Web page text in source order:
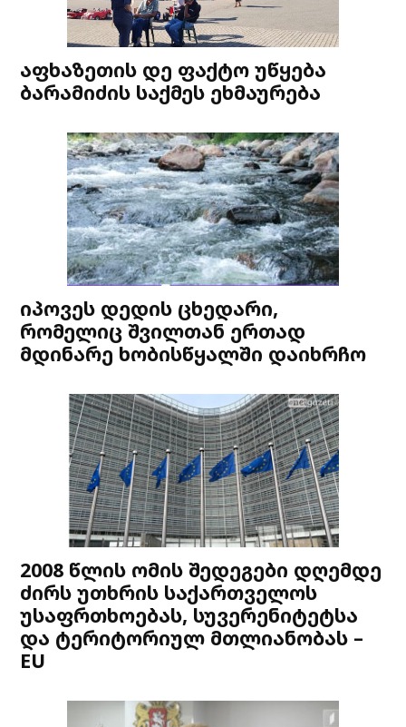
აფხაზეთის დე ფაქტო უწყება
ბარამიძის საქმეს ეხმაურება
იპოვეს დედის ცხედარი,
რომელიც შვილთან ერთად
მდინარე ხობისწყალში დაიხრჩო
2008 წლის ომის შედეგები დღემდე
ძირს უთხრის საქართველოს
უსაფრთხოებას, სუვერენიტეტსა
და ტერიტორიულ მთლიანობას –
EU